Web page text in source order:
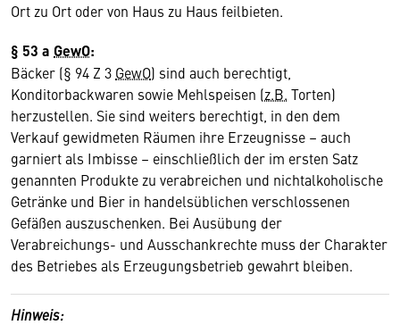
Ort zu Ort oder von Haus zu Haus feilbieten.
§ 53 a GewO:
Bäcker (§ 94 Z 3 GewO) sind auch berechtigt,
Konditorbackwaren sowie Mehlspeisen (z.B. Torten)
herzustellen. Sie sind weiters berechtigt, in den dem
Verkauf gewidmeten Räumen ihre Erzeugnisse – auch
garniert als Imbisse – einschließlich der im ersten Satz
genannten Produkte zu verabreichen und nichtalkoholische
Getränke und Bier in handelsüblichen verschlossenen
Gefäßen auszuschenken. Bei Ausübung der
Verabreichungs- und Ausschankrechte muss der Charakter
des Betriebes als Erzeugungsbetrieb gewahrt bleiben.
Hinweis: